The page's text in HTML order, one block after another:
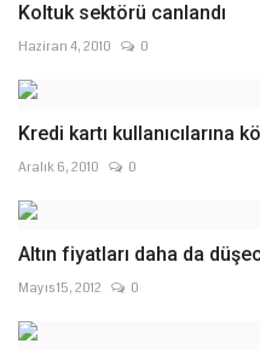
Koltuk sektörü canlandı
Haziran 4, 2010 0
Kredi kartı kullanıcılarına
Aralık 6, 2010 0
Altın fiyatları daha da
Mayıs 15, 2012 0